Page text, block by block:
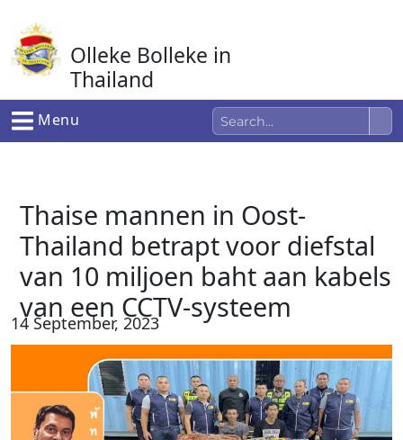
naar
de
inhoud
Olleke Bolleke in
Thailand
In Thailand
Menu
Thaise mannen in Oost-
Thailand betrapt voor diefstal
van 10 miljoen baht aan kabels
van een CCTV-systeem
14 September, 2023